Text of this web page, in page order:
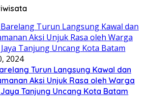
2024
Turun Langsung Kawal dan
Aksi Unjuk Rasa oleh Warga
Tanjung Uncang Kota Batam